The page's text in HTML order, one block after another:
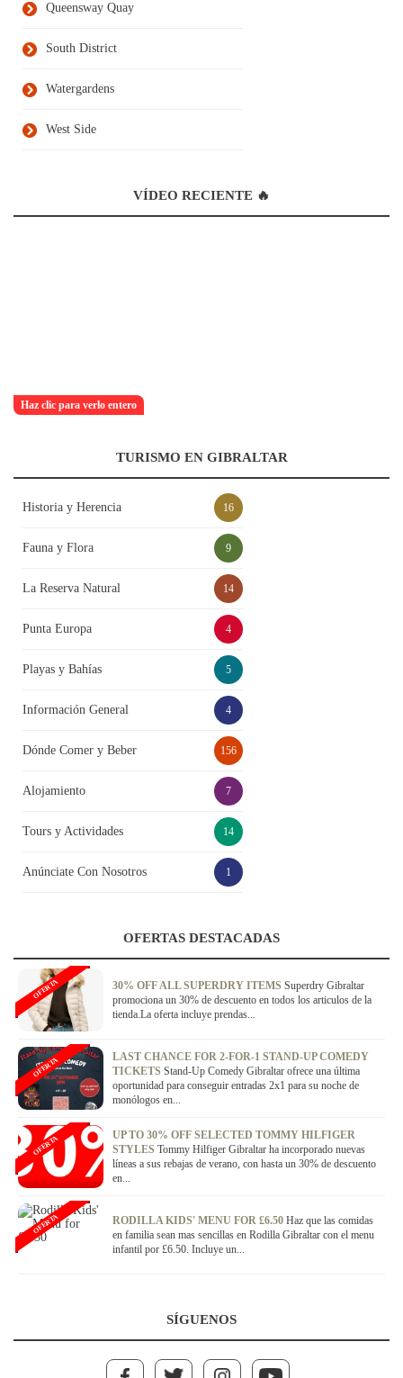
Queensway Quay
South District
Watergardens
West Side
VÍDEO RECIENTE 🔥
Haz clic para verlo entero
TURISMO EN GIBRALTAR
Historia y Herencia 16
Fauna y Flora 9
La Reserva Natural 14
Punta Europa 4
Playas y Bahías 5
Información General 4
Dónde Comer y Beber 156
Alojamiento 7
Tours y Actividades 14
Anúnciate Con Nosotros 1
OFERTAS DESTACADAS
30% OFF ALL SUPERDRY ITEMS Superdry Gibraltar
promociona un 30% de descuento en todos los articulos de la
tienda.La oferta incluye prendas...
OFERTA
LAST CHANCE FOR 2-FOR-1 STAND-UP COMEDY
TICKETS Stand-Up Comedy Gibraltar ofrece una última
oportunidad para conseguir entradas 2x1 para su noche de
monólogos en...
OFERTA
UP TO 30% OFF SELECTED TOMMY HILFIGER
STYLES Tommy Hilfiger Gibraltar ha incorporado nuevas
líneas a sus rebajas de verano, con hasta un 30% de descuento
en...
OFERTA
RODILLA KIDS' MENU FOR £6.50 Haz que las comidas
en familia sean mas sencillas en Rodilla Gibraltar con el menu
infantil por £6.50. Incluye un...
OFERTA
SÍGUENOS